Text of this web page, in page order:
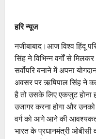
हरि न्यूज
नजीबाबाद।आज विश्व हिंदू
सिंह ने विभिन्न वर्गों से
सर्वोपरि बनाने में अपना
अवसर पर ऋषिपाल सिंह ने
है तो उसके लिए एकजुट होना
उजागर करना होगा और
वर्ग को आगे आने की
भारत के प्रधानमंत्री